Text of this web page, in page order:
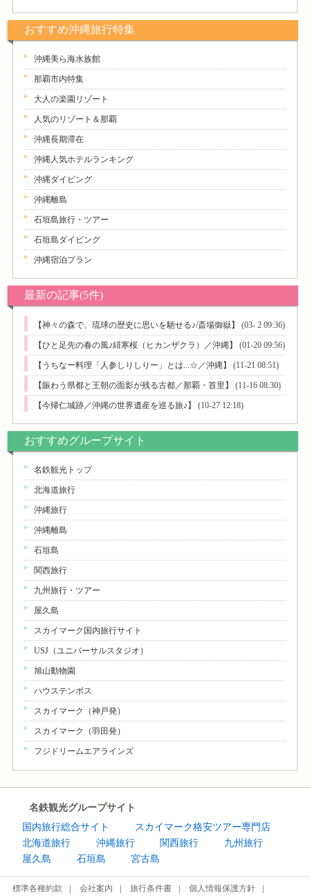
おすすめ沖縄旅行特集
沖縄美ら海水族館
那覇市内特集
大人の楽園リゾート
人気のリゾート＆那覇
沖縄長期滞在
沖縄人気ホテルランキング
沖縄ダイビング
沖縄離島
石垣島旅行・ツアー
石垣島ダイビング
沖縄宿泊プラン
最新の記事(5件)
【神々の森で、琉球の歴史に思いを馳せる♪/斎場御嶽】 (03- 2 09:36)
【ひと足先の春の風♪緋寒桜（ヒカンザクラ）／沖縄】 (01-20 09:56)
【うちなー料理「人参しりしりー」とは...☆／沖縄】 (11-21 08:51)
【賑わう県都と王朝の面影が残る古都／那覇・首里】 (11-16 08:30)
【今帰仁城跡／沖縄の世界遺産を巡る旅♪】 (10-27 12:18)
おすすめグループサイト
名鉄観光トップ
北海道旅行
沖縄旅行
沖縄離島
石垣島
関西旅行
九州旅行・ツアー
屋久島
スカイマーク国内旅行サイト
USJ（ユニバーサルスタジオ）
旭山動物園
ハウステンボス
スカイマーク（神戸発）
スカイマーク（羽田発）
フジドリームエアラインズ
名鉄観光グループサイト
国内旅行総合サイト
スカイマーク格安ツアー専門店
北海道旅行
沖縄旅行 関西旅行
九州旅行
屋久島
石垣島 宮古島
標準各種約款 会社案内 旅行条件書 個人情報保護方針